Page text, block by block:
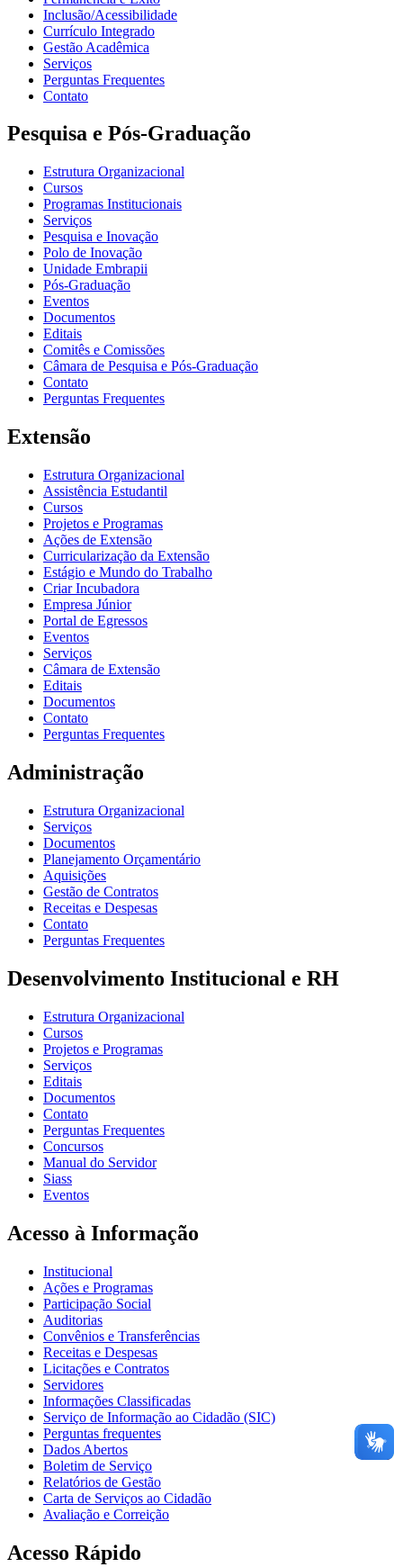
Inclusão/Acessibilidade
Currículo Integrado
Gestão Acadêmica
Serviços
Perguntas Frequentes
Contato
Pesquisa e Pós-Graduação
Estrutura Organizacional
Cursos
Programas Institucionais
Serviços
Pesquisa e Inovação
Polo de Inovação
Unidade Embrapii
Pós-Graduação
Eventos
Documentos
Editais
Comitês e Comissões
Câmara de Pesquisa e Pós-Graduação
Contato
Perguntas Frequentes
Extensão
Estrutura Organizacional
Assistência Estudantil
Cursos
Projetos e Programas
Ações de Extensão
Curricularização da Extensão
Estágio e Mundo do Trabalho
Criar Incubadora
Empresa Júnior
Portal de Egressos
Eventos
Serviços
Câmara de Extensão
Editais
Documentos
Contato
Perguntas Frequentes
Administração
Estrutura Organizacional
Serviços
Documentos
Planejamento Orçamentário
Aquisições
Gestão de Contratos
Receitas e Despesas
Contato
Perguntas Frequentes
Desenvolvimento Institucional e RH
Estrutura Organizacional
Cursos
Projetos e Programas
Serviços
Editais
Documentos
Contato
Perguntas Frequentes
Concursos
Manual do Servidor
Siass
Eventos
Acesso à Informação
Institucional
Ações e Programas
Participação Social
Auditorias
Convênios e Transferências
Receitas e Despesas
Licitações e Contratos
Servidores
Informações Classificadas
Serviço de Informação ao Cidadão (SIC)
Perguntas frequentes
Dados Abertos
Boletim de Serviço
Relatórios de Gestão
Carta de Serviços ao Cidadão
Avaliação e Correição
Acesso Rápido